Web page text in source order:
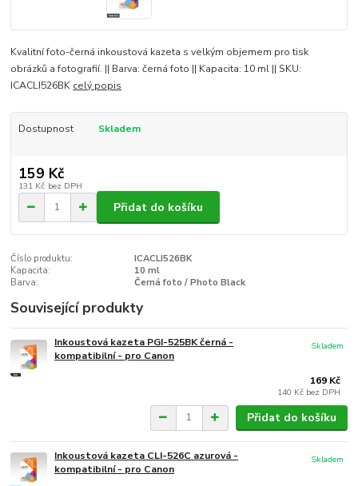
Kvalitní foto-černá inkoustová kazeta s velkým objemem pro tisk
obrázků a fotografií. || Barva: černá foto || Kapacita: 10 ml || SKU:
ICACLI526BK celý popis
Dostupnost Skladem
159 Kč
131 Kč bez DPH
Přidat do košíku
Číslo produktu:
ICACLI526BK
Kapacita:
10 ml
Barva:
Černá foto / Photo Black
Související produkty
Inkoustová kazeta PGI-525BK černá -
kompatibilní - pro Canon
169 Kč
140 Kč bez DPH
Skladem
Přidat do košíku
Inkoustová kazeta CLI-526C azurová -
kompatibilní - pro Canon
Skladem